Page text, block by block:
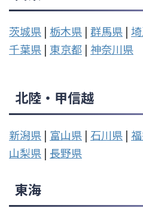
茨城県 | 栃木県 | 群馬県 |
千葉県 | 東京都 | 神奈川県
北陸・甲信越
新潟県 | 富山県 | 石川県 |
山梨県 | 長野県
東海